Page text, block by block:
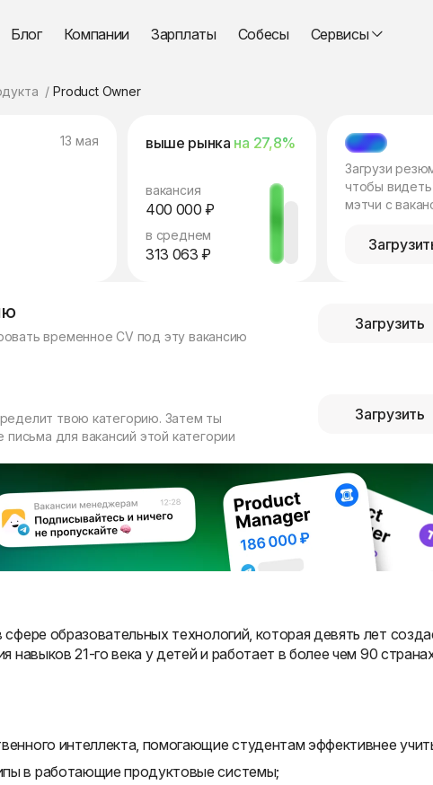
Блог Компании Зарплаты Собесы Сервисы
Product Owner
13 мая выше рынка на 27,8%
вакансия
400 000 ₽
в среднем
313 063 ₽
МЭТЧ
Загрузи
чтобы видеть
мэтчи с
временное CV под эту вакансию
Загрузить
твою категорию. Затем ты
для вакансий этой категории
Загрузить
образовательных технологий, которая девять лет
навыков 21-го века у детей и работает в более чем 90
интеллекта, помогающие студентам эффективнее
в работающие продуктовые системы;